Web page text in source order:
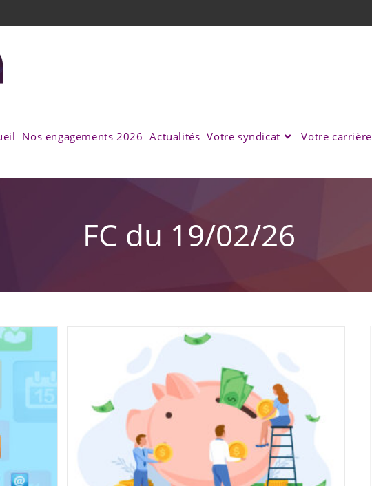
Nos engagements 2026 Actualités Votre syndicat Votre carrière
FC du 19/02/26